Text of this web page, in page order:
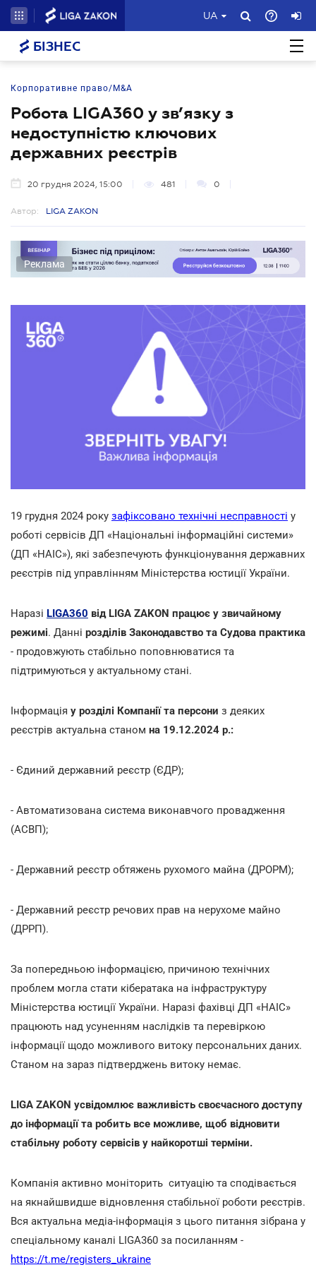
UA
БІЗНЕС
Корпоративне право/M&A
Робота LІGA360 у зв’язку з
недоступністю ключових
державних реєстрів
20 грудня 2024, 15:00 481 0
Автор: LIGA ZAKON
Реклама
19 грудня 2024 року зафіксовано технічні несправності у
роботі сервісів ДП «Національні інформаційні системи»
(ДП «НАІС»), які забезпечують функціонування державних
реєстрів під управлінням Міністерства юстиції України.
Наразі LIGA360 від LIGA ZAKON працює у звичайному
режимі. Данні розділів Законодавство та Судова практика
- продовжують стабільно поповнюватися та
підтримуються у актуальному стані.
Інформація у розділі Компанії та персони з деяких
реєстрів актуальна станом на 19.12.2024 р.:
- Єдиний державний реєстр (ЄДР);
- Автоматизована система виконавчого провадження
(АСВП);
- Державний реєстр обтяжень рухомого майна (ДРОРМ);
- Державний реєстр речових прав на нерухоме майно
(ДРРП).
За попередньою інформацією, причиною технічних
проблем могла стати кібератака на інфраструктуру
Міністерства юстиції України. Наразі фахівці ДП «НАІС»
працюють над усуненням наслідків та перевіркою
інформації щодо можливого витоку персональних даних.
Станом на зараз підтверджень витоку немає.
LIGA ZAKON усвідомлює важливість своєчасного доступу
до інформації та робить все можливе, щоб відновити
стабільну роботу сервісів у найкоротші терміни.
Компанія активно моніторить ситуацію та сподівається
на якнайшвидше відновлення стабільної роботи реєстрів.
Вся актуальна медіа-інформація з цього питання зібрана у
спеціальному каналі LIGA360 за посиланням -
https://t.me/registers_ukraine